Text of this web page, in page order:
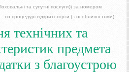
та супутні послуги)) за номером
процедурі відкриті торги (з особливостями)
технічних та
предмета
з благоустрою